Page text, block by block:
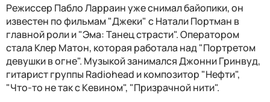
Режиссер Пабло Ларраин уже снимал байопики, он
известен по фильмам "Джеки" с Натали Портман в
главной роли и "Эма: Танец страсти". Оператором
стала Клер Матон, которая работала над "Портретом
девушки в огне". Музыкой занимался Джонни Гринвуд,
гитарист группы Radiohead и композитор "Нефти",
"Что-то не так с Кевином", "Призрачной нити".